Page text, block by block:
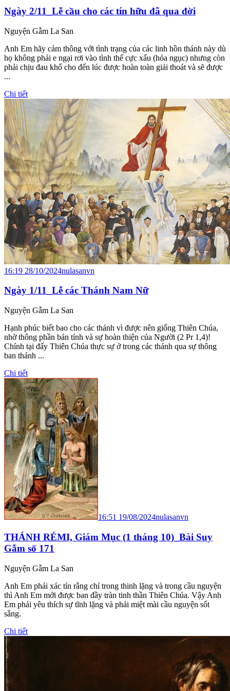
Ngày 2/11_Lễ cầu cho các tín hữu đã qua đời
Nguyện Gẫm La San
Anh Em hãy cảm thông với tình trạng của các linh hồn thánh này dù
họ không phải e ngại rơi vào tình thế cực xấu (hỏa ngục) nhưng còn
phải chịu đau khổ cho đến lúc được hoàn toàn giải thoát và sẽ được
...
Chi tiết
16:19 28/10/2024nulasanvn
Ngày 1/11_Lễ các Thánh Nam Nữ
Nguyện Gẫm La San
Hạnh phúc biết bao cho các thánh vì được nên giống Thiên Chúa,
nhờ thông phần bản tính và sự hoàn thiện của Người (2 Pr 1,4)!
Chính tại đấy Thiên Chúa thực sự ở trong các thánh qua sự thông
ban thánh ...
Chi tiết
16:51 19/08/2024nulasanvn
THÁNH RÉMI, Giám Mục (1 tháng 10)_Bài Suy
Gẫm số 171
Nguyện Gẫm La San
Anh Em phải xác tín rằng chỉ trong thinh lặng và trong cầu nguyện
thì Anh Em mới được ban đầy tràn tinh thần Thiên Chúa. Vậy Anh
Em phải yêu thích sự tĩnh lặng và phải miệt mài cầu nguyện sốt
sắng.
Chi tiết